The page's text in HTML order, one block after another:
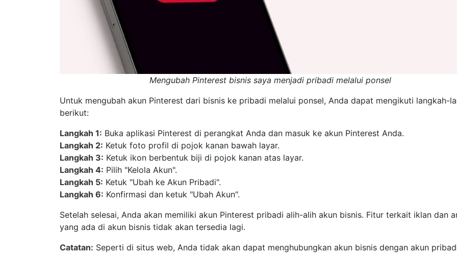
Mengubah Pinterest bisnis saya menjadi pribadi melalui ponsel
Untuk mengubah akun Pinterest dari bisnis ke pribadi melalui ponsel, Anda dapat mengikuti langkah-
berikut:
Langkah 1: Buka aplikasi Pinterest di perangkat Anda dan masuk ke akun Pinterest Anda.
Langkah 2: Ketuk foto profil di pojok kanan bawah layar.
Langkah 3: Ketuk ikon berbentuk biji di pojok kanan atas layar.
Langkah 4: Pilih "Kelola Akun".
Langkah 5: Ketuk "Ubah ke Akun Pribadi".
Langkah 6: Konfirmasi dan ketuk "Ubah Akun".
Setelah selesai, Anda akan memiliki akun Pinterest pribadi alih-alih akun bisnis. Fitur terkait iklan dan
yang ada di akun bisnis tidak akan tersedia lagi.
Catatan: Seperti di situs web, Anda tidak akan dapat menghubungkan akun bisnis dengan akun